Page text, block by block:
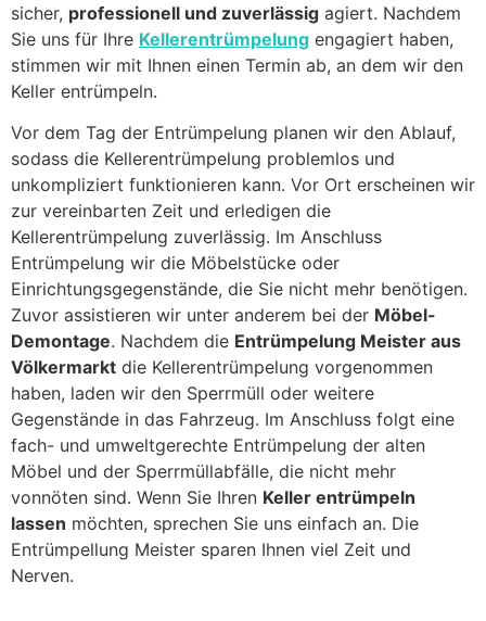
sicher, professionell und zuverlässig agiert. Nachdem
Sie uns für Ihre Kellerentrümpelung engagiert haben,
stimmen wir mit Ihnen einen Termin ab, an dem wir den
Keller entrümpeln.
Vor dem Tag der Entrümpelung planen wir den Ablauf,
sodass die Kellerentrümpelung problemlos und
unkompliziert funktionieren kann. Vor Ort erscheinen wir
zur vereinbarten Zeit und erledigen die
Kellerentrümpelung zuverlässig. Im Anschluss
Entrümpelung wir die Möbelstücke oder
Einrichtungsgegenstände, die Sie nicht mehr benötigen.
Zuvor assistieren wir unter anderem bei der Möbel-
Demontage. Nachdem die Entrümpelung Meister aus
Völkermarkt die Kellerentrümpelung vorgenommen
haben, laden wir den Sperrmüll oder weitere
Gegenstände in das Fahrzeug. Im Anschluss folgt eine
fach- und umweltgerechte Entrümpelung der alten
Möbel und der Sperrmüllabfälle, die nicht mehr
vonnöten sind. Wenn Sie Ihren Keller entrümpeln
lassen möchten, sprechen Sie uns einfach an. Die
Entrümpellung Meister sparen Ihnen viel Zeit und
Nerven.